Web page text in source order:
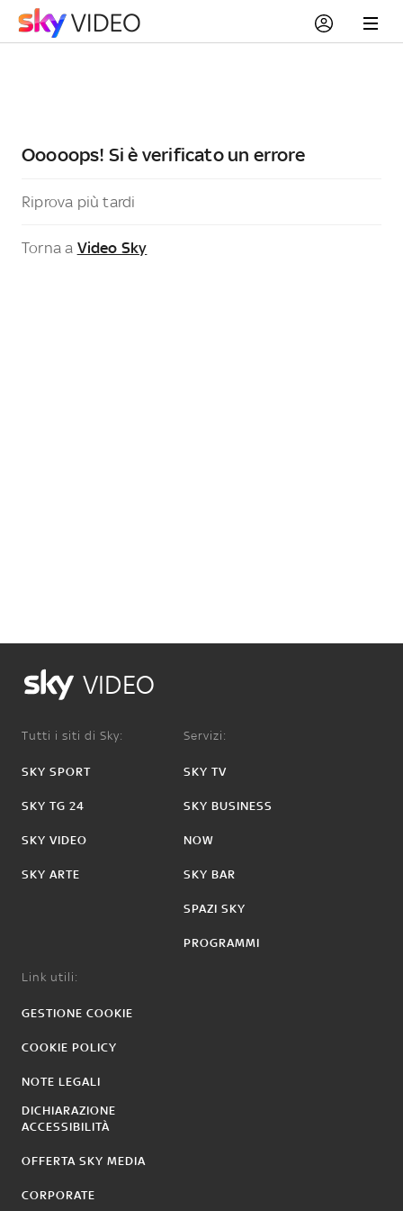
Ooooops! Si è verificato un errore
Riprova più tardi
Torna a Video Sky
VIDEO
Tutti i siti di Sky:
SKY SPORT
SKY TG 24
SKY VIDEO
SKY ARTE
Servizi:
SKY TV
SKY BUSINESS
NOW
SKY BAR
SPAZI SKY
PROGRAMMI
Link utili:
GESTIONE COOKIE
COOKIE POLICY
NOTE LEGALI
DICHIARAZIONE
ACCESSIBILITÀ
OFFERTA SKY MEDIA
CORPORATE